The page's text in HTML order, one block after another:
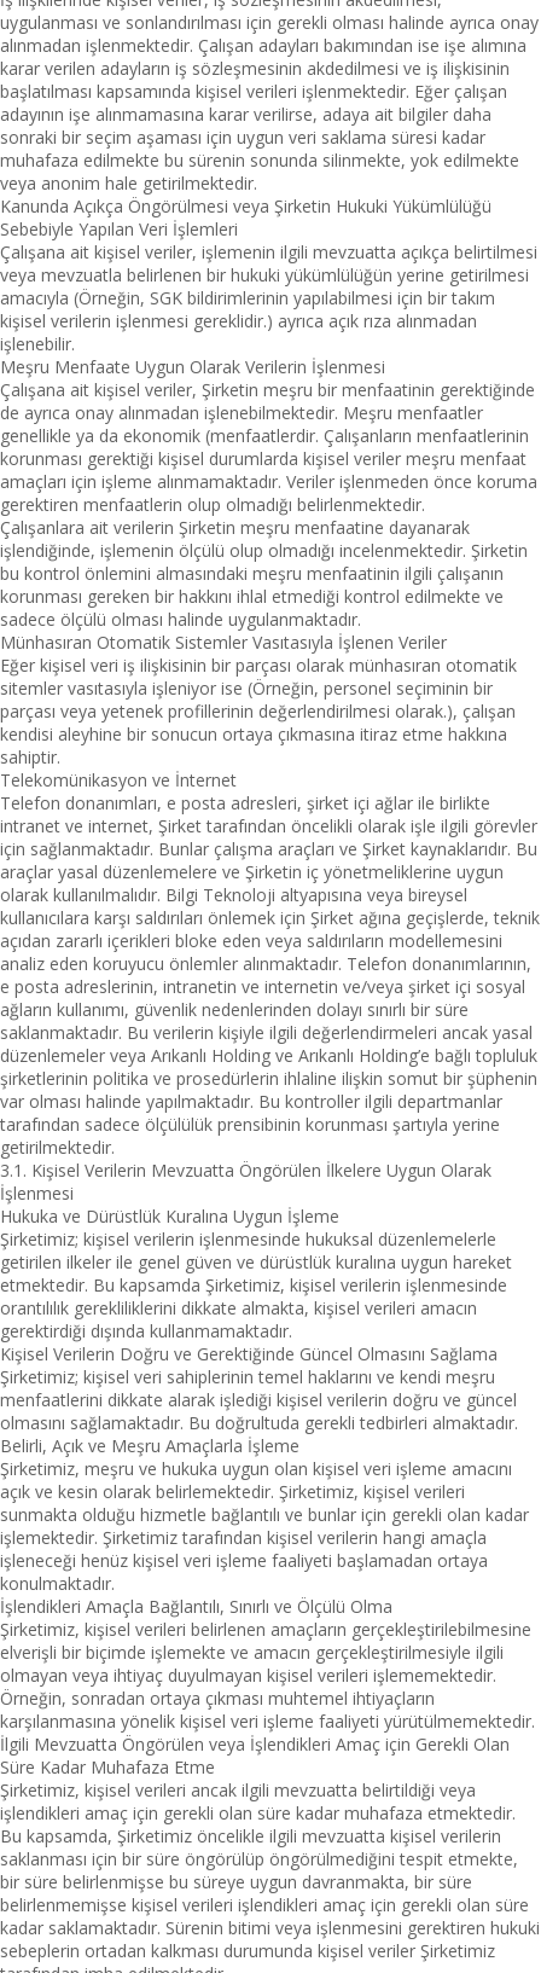
uygulanması ve sonlandırılması için gerekli olması halinde ayrıca onay
alınmadan işlenmektedir. Çalışan adayları bakımından ise işe alımına
karar verilen adayların iş sözleşmesinin akdedilmesi ve iş ilişkisinin
başlatılması kapsamında kişisel verileri işlenmektedir. Eğer çalışan
adayının işe alınmamasına karar verilirse, adaya ait bilgiler daha
sonraki bir seçim aşaması için uygun veri saklama süresi kadar
muhafaza edilmekte bu sürenin sonunda silinmekte, yok edilmekte
veya anonim hale getirilmektedir.
Kanunda Açıkça Öngörülmesi veya Şirketin Hukuki Yükümlülüğü
Sebebiyle Yapılan Veri İşlemleri
Çalışana ait kişisel veriler, işlemenin ilgili mevzuatta açıkça belirtilmesi
veya mevzuatla belirlenen bir hukuki yükümlülüğün yerine getirilmesi
amacıyla (Örneğin, SGK bildirimlerinin yapılabilmesi için bir takım
kişisel verilerin işlenmesi gereklidir.) ayrıca açık rıza alınmadan
işlenebilir.
Meşru Menfaate Uygun Olarak Verilerin İşlenmesi
Çalışana ait kişisel veriler, Şirketin meşru bir menfaatinin gerektiğinde
de ayrıca onay alınmadan işlenebilmektedir. Meşru menfaatler
genellikle ya da ekonomik (menfaatlerdir. Çalışanların menfaatlerinin
korunması gerektiği kişisel durumlarda kişisel veriler meşru menfaat
amaçları için işleme alınmamaktadır. Veriler işlenmeden önce koruma
gerektiren menfaatlerin olup olmadığı belirlenmektedir.
Çalışanlara ait verilerin Şirketin meşru menfaatine dayanarak
işlendiğinde, işlemenin ölçülü olup olmadığı incelenmektedir. Şirketin
bu kontrol önlemini almasındaki meşru menfaatinin ilgili çalışanın
korunması gereken bir hakkını ihlal etmediği kontrol edilmekte ve
sadece ölçülü olması halinde uygulanmaktadır.
Münhasıran Otomatik Sistemler Vasıtasıyla İşlenen Veriler
Eğer kişisel veri iş ilişkisinin bir parçası olarak münhasıran otomatik
sitemler vasıtasıyla işleniyor ise (Örneğin, personel seçiminin bir
parçası veya yetenek profillerinin değerlendirilmesi olarak.), çalışan
kendisi aleyhine bir sonucun ortaya çıkmasına itiraz etme hakkına
sahiptir.
Telekomünikasyon ve İnternet
Telefon donanımları, e posta adresleri, şirket içi ağlar ile birlikte
intranet ve internet, Şirket tarafından öncelikli olarak işle ilgili görevler
için sağlanmaktadır. Bunlar çalışma araçları ve Şirket kaynaklarıdır. Bu
araçlar yasal düzenlemelere ve Şirketin iç yönetmeliklerine uygun
olarak kullanılmalıdır. Bilgi Teknoloji altyapısına veya bireysel
kullanıcılara karşı saldırıları önlemek için Şirket ağına geçişlerde, teknik
açıdan zararlı içerikleri bloke eden veya saldırıların modellemesini
analiz eden koruyucu önlemler alınmaktadır. Telefon donanımlarının,
e posta adreslerinin, intranetin ve internetin ve/veya şirket içi sosyal
ağların kullanımı, güvenlik nedenlerinden dolayı sınırlı bir süre
saklanmaktadır. Bu verilerin kişiyle ilgili değerlendirmeleri ancak yasal
düzenlemeler veya Arıkanlı Holding ve Arıkanlı Holding’e bağlı topluluk
şirketlerinin politika ve prosedürlerin ihlaline ilişkin somut bir şüphenin
var olması halinde yapılmaktadır. Bu kontroller ilgili departmanlar
tarafından sadece ölçülülük prensibinin korunması şartıyla yerine
getirilmektedir.
3.1. Kişisel Verilerin Mevzuatta Öngörülen İlkelere Uygun Olarak
İşlenmesi
Hukuka ve Dürüstlük Kuralına Uygun İşleme
Şirketimiz; kişisel verilerin işlenmesinde hukuksal düzenlemelerle
getirilen ilkeler ile genel güven ve dürüstlük kuralına uygun hareket
etmektedir. Bu kapsamda Şirketimiz, kişisel verilerin işlenmesinde
orantılılık gerekliliklerini dikkate almakta, kişisel verileri amacın
gerektirdiği dışında kullanmamaktadır.
Kişisel Verilerin Doğru ve Gerektiğinde Güncel Olmasını Sağlama
Şirketimiz; kişisel veri sahiplerinin temel haklarını ve kendi meşru
menfaatlerini dikkate alarak işlediği kişisel verilerin doğru ve güncel
olmasını sağlamaktadır. Bu doğrultuda gerekli tedbirleri almaktadır.
Belirli, Açık ve Meşru Amaçlarla İşleme
Şirketimiz, meşru ve hukuka uygun olan kişisel veri işleme amacını
açık ve kesin olarak belirlemektedir. Şirketimiz, kişisel verileri
sunmakta olduğu hizmetle bağlantılı ve bunlar için gerekli olan kadar
işlemektedir. Şirketimiz tarafından kişisel verilerin hangi amaçla
işleneceği henüz kişisel veri işleme faaliyeti başlamadan ortaya
konulmaktadır.
İşlendikleri Amaçla Bağlantılı, Sınırlı ve Ölçülü Olma
Şirketimiz, kişisel verileri belirlenen amaçların gerçekleştirilebilmesine
elverişli bir biçimde işlemekte ve amacın gerçekleştirilmesiyle ilgili
olmayan veya ihtiyaç duyulmayan kişisel verileri işlememektedir.
Örneğin, sonradan ortaya çıkması muhtemel ihtiyaçların
karşılanmasına yönelik kişisel veri işleme faaliyeti yürütülmemektedir.
İlgili Mevzuatta Öngörülen veya İşlendikleri Amaç için Gerekli Olan
Süre Kadar Muhafaza Etme
Şirketimiz, kişisel verileri ancak ilgili mevzuatta belirtildiği veya
işlendikleri amaç için gerekli olan süre kadar muhafaza etmektedir.
Bu kapsamda, Şirketimiz öncelikle ilgili mevzuatta kişisel verilerin
saklanması için bir süre öngörülüp öngörülmediğini tespit etmekte,
bir süre belirlenmişse bu süreye uygun davranmakta, bir süre
belirlenmemişse kişisel verileri işlendikleri amaç için gerekli olan süre
kadar saklamaktadır. Sürenin bitimi veya işlenmesini gerektiren hukuki
sebeplerin ortadan kalkması durumunda kişisel veriler Şirketimiz